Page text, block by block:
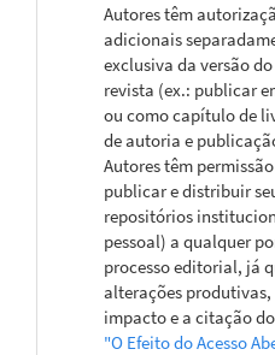
Autores têm
adicionais
exclusiva da versão
revista (ex.: publicar
ou como capítulo de
de autoria e
Autores têm
publicar e distribuir
repositórios
pessoal) a qualquer
processo editorial, já
alterações
impacto e a citação
"O Efeito do Acesso